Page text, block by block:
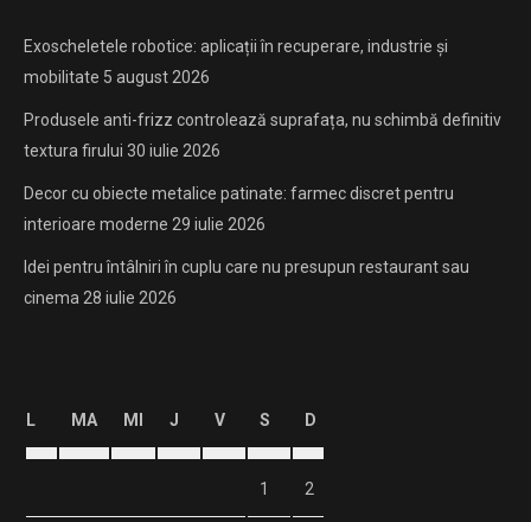
Exoscheletele robotice: aplicații în recuperare, industrie și
mobilitate 5 august 2026
Produsele anti-frizz controlează suprafața, nu schimbă definitiv
textura firului 30 iulie 2026
Decor cu obiecte metalice patinate: farmec discret pentru
interioare moderne 29 iulie 2026
Idei pentru întâlniri în cuplu care nu presupun restaurant sau
cinema28 iulie 2026
L MA MI J V S D
1 2